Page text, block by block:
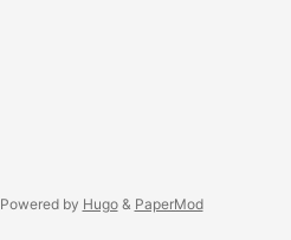
Powered by Hugo& PaperMod